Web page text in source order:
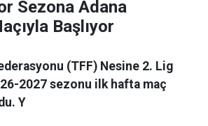
Sezona Adana
Başlıyor
(TFF) Nesine 2. Lig
2027 sezonu ilk hafta maç
Y